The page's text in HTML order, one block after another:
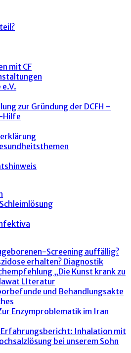
mit CF
zur Gründung der DCFH –
Hilfe
Screening auffällig?
erhalten? Diagnostik
„Die Kunst krank zu
LIteratur
und Behandlungsakte
Enzymproblematik im Iran
Erfahrungsbericht: Inhalation mit
bei unserem Sohn